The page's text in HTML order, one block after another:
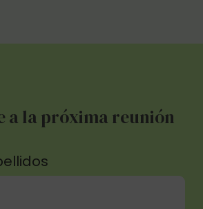
a la próxima reunión